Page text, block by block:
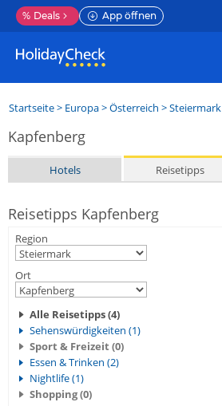
% Deals App öffnen
Startseite> Europa>Österreich >Steiermark
Kapfenberg
Hotels Reisetipps
Reisetipps Kapfenberg
Region
Ort
Alle Reisetipps (4)
Sehenswürdigkeiten (1)
Sport & Freizeit (0)
Essen & Trinken (2)
Nightlife (1)
Shopping (0)